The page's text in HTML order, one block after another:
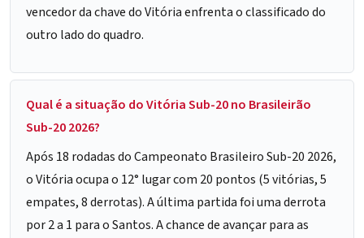
vencedor da chave do Vitória enfrenta o classificado do
outro lado do quadro.
Qual é a situação do Vitória Sub-20 no Brasileirão
Sub-20 2026?
Após 18 rodadas do Campeonato Brasileiro Sub-20 2026,
o Vitória ocupa o 12° lugar com 20 pontos (5 vitórias, 5
empates, 8 derrotas). A última partida foi uma derrota
por 2 a 1 para o Santos. A chance de avançar para as